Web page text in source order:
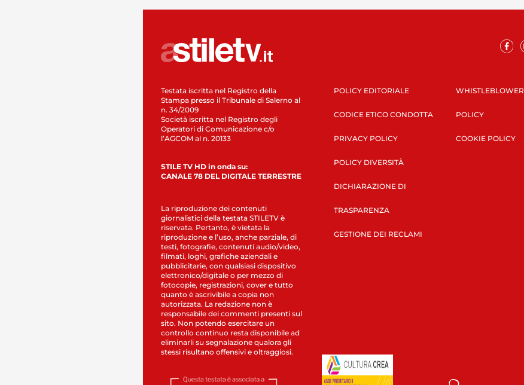
Testata iscritta nel Registro della
Stampa presso il Tribunale di Salerno al
n. 34/2009
Società iscritta nel Registro degli
Operatori di Comunicazione c/o
l’AGCOM al n. 20133
STILE TV HD in onda su:
CANALE 78 DEL DIGITALE TERRESTRE
La riproduzione dei contenuti
giornalistici della testata STILETV è
riservata. Pertanto, è vietata la
riproduzione e l’uso, anche parziale, di
testi, fotografie, contenuti audio/video,
filmati, loghi, grafiche aziendali e
pubblicitarie, con qualsiasi dispositivo
elettronico/digitale o per mezzo di
fotocopie, registrazioni, cover e tutto
quanto è ascrivibile a copia non
autorizzata. La redazione non è
responsabile dei commenti presenti sul
sito. Non potendo esercitare un
controllo continuo resta disponibile ad
eliminarli su segnalazione qualora gli
stessi risultano offensivi e oltraggiosi.
POLICY EDITORIALE
CODICE ETICO CONDOTTA
PRIVACY POLICY
POLICY DIVERSITÀ
DICHIARAZIONE DI
TRASPARENZA
GESTIONE DEI RECLAMI
WHISTLEBLOWER
POLICY
COOKIE POLICY